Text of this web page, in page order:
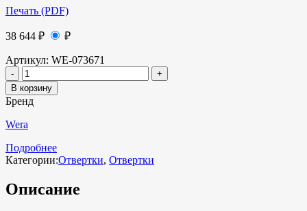
Печать (PDF)
38 644 ₽ ₽
Артикул: WE-073671
В корзину
Бренд
Wera
Подробнее
Категории:Отвертки, Отвертки
Описание